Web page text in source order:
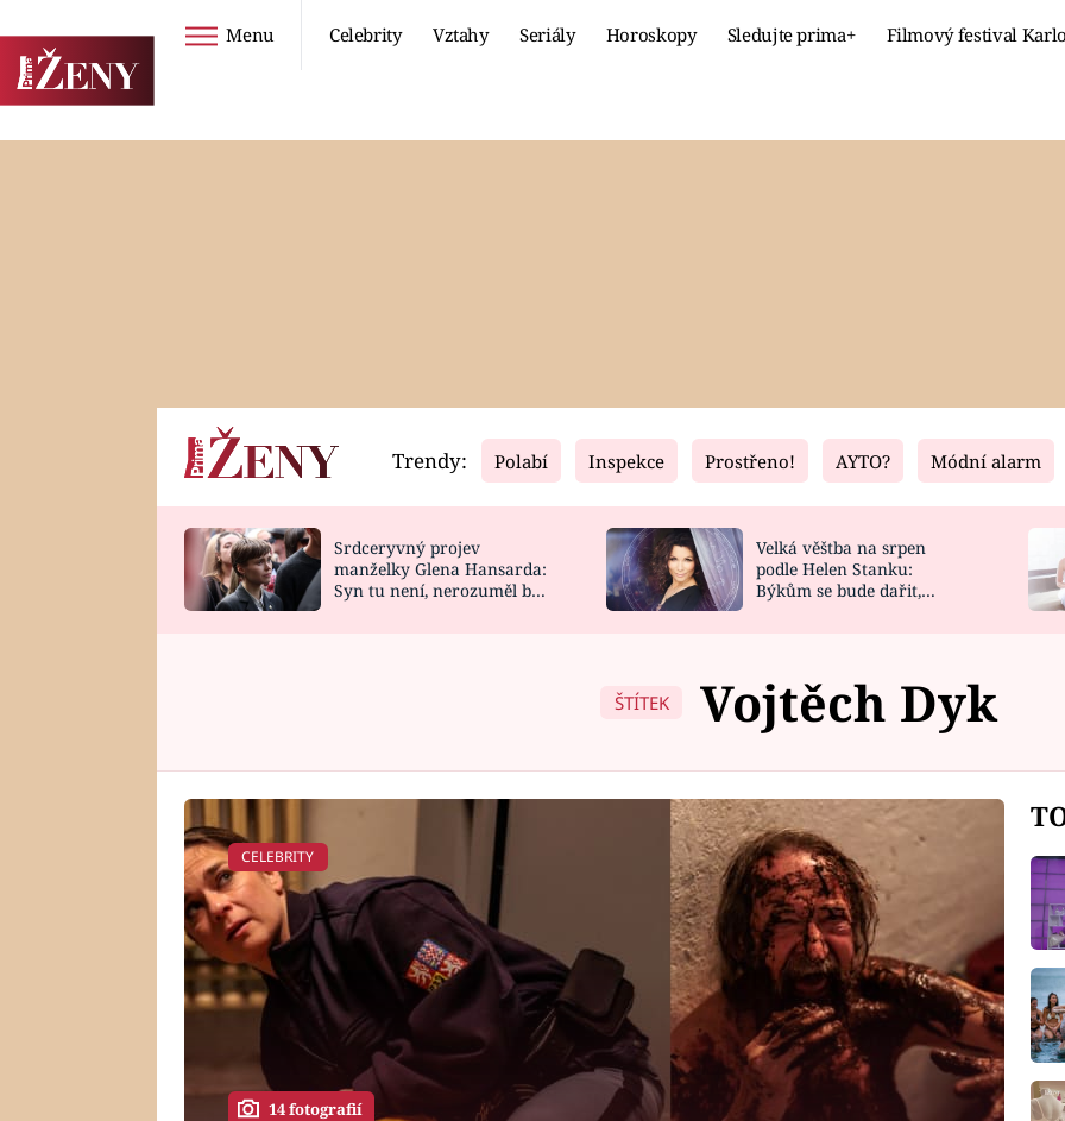
Menu Celebrity Vztahy Seriály Horoskopy Sledujte prima+ Filmový festival
Horoskopy
HOROSKOP NA
Video
CELEBRITY
VAŘENÍ
Fresh
NOVINKY
VIDEORECEPTY
Living
DESIGN
Trendy: Polabí Inspekce Prostřeno! AYTO? Módní alarm
Srdceryvný projev
manželky Glena Hansarda:
Syn tu není, nerozuměl by
Velká věštba na srpen
podle Helen Stanku:
Býkům se bude dařit,
ŠTÍTEK Vojtěch Dyk
CELEBRITY
14 fotografií